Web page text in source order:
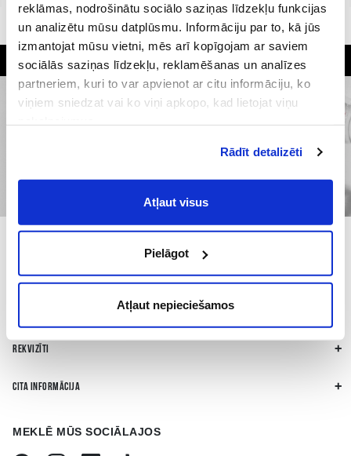
reklāmas, nodrošinātu sociālo saziņas līdzekļu funkcijas
un analizētu mūsu datplūsmu. Informāciju par to, kā jūs
izmantojat mūsu vietni, mēs arī kopīgojam ar saviem
sociālās saziņas līdzekļu, reklamēšanas un analīzes
partneriem, kuri to var apvienot ar citu informāciju, ko
viņiem sniedzat vai ko viņi apkopo, kad lietojat viņu
Vispārīgiem vietnes lietošanas
noteikumiem(saīsināti - VVLN).
Rādīt detalizēti
Atļaut visus
Pielāgot
Atļaut nepieciešamos
Plašākā dzērienu izvēle Rīgā Kvalitatīvu dzērienu garantija Klienti mūs novērtē ar 4.6 no 5
ALKOHOLA LIETOŠANAI IR NEGATĪVA IETEKME, TĀ PĀRDOŠANA, IEGĀDĀŠANĀS
UN NODOŠANA NEPILNGADĪGĀM PERSONĀM IR AIZLIEGTA
SVARĪGĀKAIS
REKVIZĪTI
CITA INFORMĀCIJA
MEKLĒ MŪS SOCIĀLAJOS